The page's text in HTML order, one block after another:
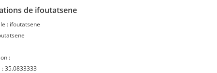
de ifoutatsene
: ifoutatsene
:
:35.0833333